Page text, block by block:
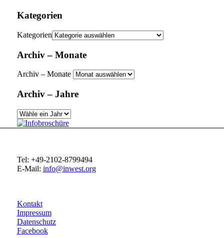
Kategorien
Kategorien
Archiv – Monate
Archiv – Monate
Archiv – Jahre
Tel: +49-2102-8799494
E-Mail: info@inwest.org
Kontakt
Impressum
Datenschutz
Facebook